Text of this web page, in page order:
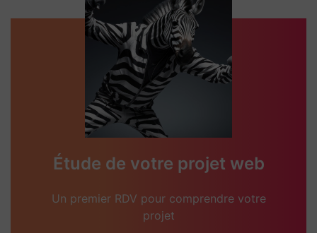
Étude de votre projet web
Un premier RDV pour comprendre votre
projet